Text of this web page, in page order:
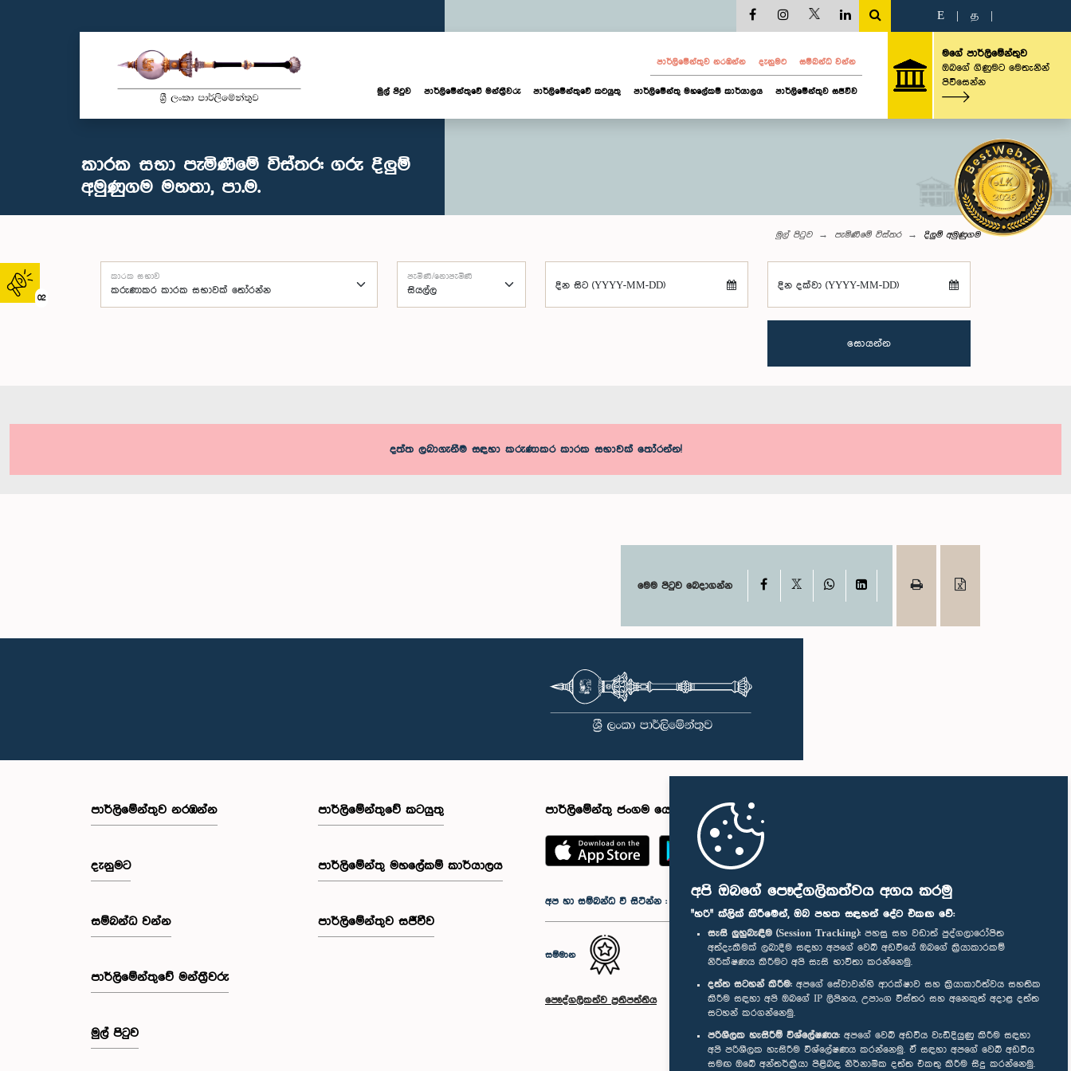
අපි ඔබගේ පෞද්ගලිකත්වය අගය කරමු
"හරි" ක්ලික් කිරීමෙන්, ඔබ පහත සඳහන් දේට එකඟ වේ:
සැසි ලුහුබැඳීම (Session Tracking): පහසු සහ වඩාත් පුද්ගලාරෝපිත
අත්දැකීමක් ලබාදීම සඳහා අපගේ වෙබ් අඩවියේ ඔබගේ ක්‍රියාකාරකම්
නිරීක්ෂණය කිරීමට අපි සැසි භාවිතා කරන්නෙමු.
දත්ත සටහන් කිරීම: අපගේ සේවාවන්හි ආරක්ෂාව සහ ක්‍රියාකාරීත්වය සහතික
කිරීම සඳහා අපි ඔබගේ IP ලිපිනය, උපාංග විස්තර සහ අනෙකුත් අදාළ දත්ත
සටහන් කරගන්නෙමු.
පරිශීලක හැසිරීම් විශ්ලේෂණය: අපගේ වෙබ් අඩවිය වැඩිදියුණු කිරීම සඳහා
අපි පරිශීලක හැසිරීම විශ්ලේෂණය කරන්නෙමු. ඒ සඳහා අපගේ වෙබ් අඩවිය
සමඟ ඔබේ අන්තර්ක්‍රියා පිළිබඳ නිර්නාමික දත්ත එකතු කිරීම සිදු කරන්නෙමු.
02
E த
පාර්ලි‌මේන්තුව නරඹන්න දැනුමට සම්බන්ධ වන්න
මුල් පිටුව පාර්ලි‌මේන්තුවේ මන්ත්‍රීවරු පාර්ලිමේන්තුවේ කටයුතු පාර්ලිමේන්තු මහලේකම් කාර්යාලය පාර්ලිමේන්තුව සජීවීව
මගේ පාර්ලිමේන්තුව
ඔබගේ ගිණුමට මෙතැනින්
පිවිසෙන්න
කාරක සභා පැමිණීමේ විස්තර: ගරු දිලුම්
අමුණුගම මහතා, පා.ම.
මුල් පිටුව පැමිණීමේ විස්තර දිලුම් අමුණුගම
කාරක සභාව පැමිණි/නොපැමිණි
දින සිට (YYYY-MM-DD) දින දක්වා (YYYY-MM-DD)
සොයන්න
දත්ත ලබාගැනීම සඳහා කරුණාකර කාරක සභාවක් තෝරන්න!
මෙම පිටුව බෙදාගන්න Facebook WhatsAppLinkedIn
පාර්ලි‌මේන්තුව නරඹන්න
දැනුමට
සම්බන්ධ වන්න
පාර්ලි‌මේන්තුවේ මන්ත්‍රීවරු
මුල් පිටුව
පාර්ලිමේන්තුවේ කටයුතු
පාර්ලිමේන්තු මහලේකම් කාර්යාලය
පාර්ලිමේන්තුව සජීවීව
පාර්ලිමේන්තු ජංගම යෙදුම
අප හා සම්බන්ධ වී සිටින්න :
සම්මාන
පෞද්ගලිකත්ව ප්‍රතිපත්තිය